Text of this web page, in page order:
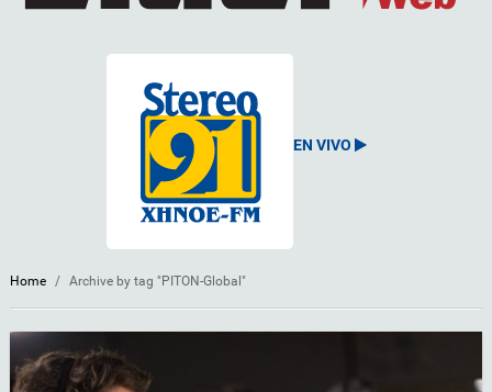
EN VIVO
Home / Archive by tag "PITON-Global"